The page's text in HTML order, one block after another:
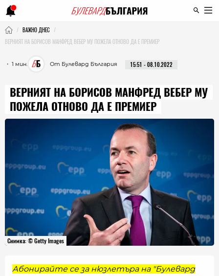
ВАЖНО ДНЕС
ВЕРНИЯТ НА БОРИСОВ МАНФРЕД ВЕБЕР МУ ПОЖЕЛА ОТНОВО ДА Е ПРЕМИЕР
・ 1 мин. От Булевард България 15:51 - 08.10.2022
ВЕРНИЯТ НА БОРИСОВ МАНФРЕД ВЕБЕР МУ
ПОЖЕЛА ОТНОВО ДА Е ПРЕМИЕР
Снимка: © Getty Images
Абонирайте се за нюзлетъра на "Булевард